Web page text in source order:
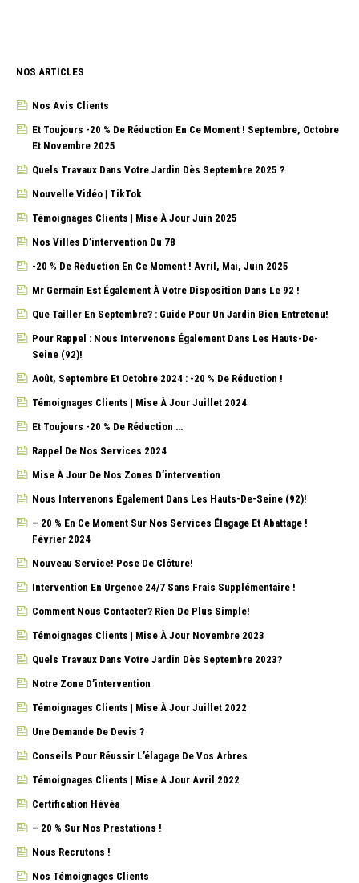
NOS ARTICLES
Nos Avis Clients
Et Toujours -20 % De Réduction En Ce Moment ! Septembre, Octobre
Et Novembre 2025
Quels Travaux Dans Votre Jardin Dès Septembre 2025 ?
Nouvelle Vidéo | TikTok
Témoignages Clients | Mise À Jour Juin 2025
Nos Villes D’intervention Du 78
-20 % De Réduction En Ce Moment ! Avril, Mai, Juin 2025
Mr Germain Est Également À Votre Disposition Dans Le 92 !
Que Tailler En Septembre? : Guide Pour Un Jardin Bien Entretenu!
Pour Rappel : Nous Intervenons Également Dans Les Hauts-De-
Seine (92)!
Août, Septembre Et Octobre 2024 : -20 % De Réduction !
Témoignages Clients | Mise À Jour Juillet 2024
Et Toujours -20 % De Réduction …
Rappel De Nos Services 2024
Mise À Jour De Nos Zones D’intervention
Nous Intervenons Également Dans Les Hauts-De-Seine (92)!
– 20 % En Ce Moment Sur Nos Services Élagage Et Abattage !
Février 2024
Nouveau Service! Pose De Clôture!
Intervention En Urgence 24/7 Sans Frais Supplémentaire !
Comment Nous Contacter? Rien De Plus Simple!
Témoignages Clients | Mise À Jour Novembre 2023
Quels Travaux Dans Votre Jardin Dès Septembre 2023?
Notre Zone D’intervention
Témoignages Clients | Mise À Jour Juillet 2022
Une Demande De Devis ?
Conseils Pour Réussir L’élagage De Vos Arbres
Témoignages Clients | Mise À Jour Avril 2022
Certification Hévéa
– 20 % Sur Nos Prestations !
Nous Recrutons !
Nos Témoignages Clients